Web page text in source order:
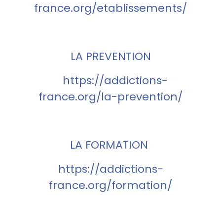
france.org/etablissements/
LA PREVENTION
https://addictions-
france.org/la-prevention/
LA FORMATION
https://addictions-
france.org/formation/